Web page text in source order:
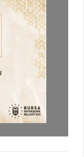
DOLABI BAŞVURULARI
VERİLERİ